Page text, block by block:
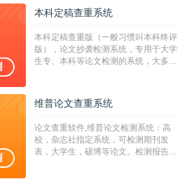
校用来检测硕博论文的系统，检测范围
广，数据来源真实，检测算法合理!本
字符数30万）
本科定稿查重系统
本科定稿查重版（一般习惯叫本科终评
版），论文抄袭检测系统，专用于大学
生专、本科等论文检测的系统，大多数
维普论文查重系统
论文查重软件,维普论文检测系统：高
校，杂志社指定系统，可检测期刊发
表，大学生，硕博等论文。检测报告支